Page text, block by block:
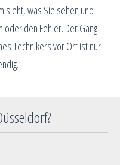
sieht, was Sie sehen und
den Fehler. Der Gang
Technikers vor Ort ist nur